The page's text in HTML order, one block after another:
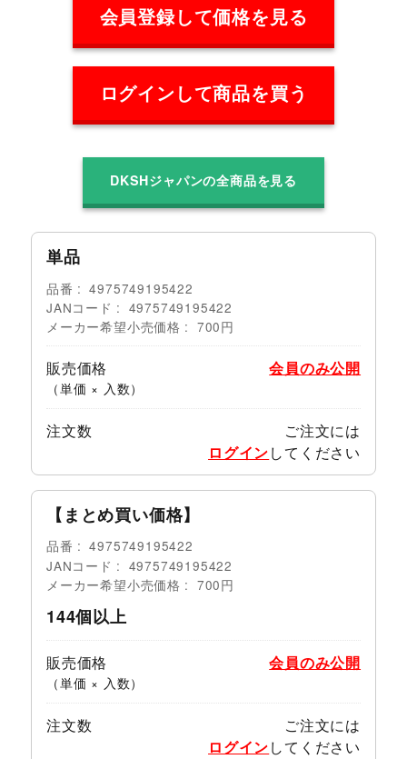
会員登録して価格を見る
ログインして商品を買う
DKSHジャパンの全商品を見る
単品
品番
4975749195422
JANコード
4975749195422
メーカー希望小売価格
700円
販売価格
（単価 × 入数）
会員のみ公開
注文数
ご注文には
ログインしてください
【まとめ買い価格】
品番
4975749195422
JANコード
4975749195422
メーカー希望小売価格
700円
144個以上
販売価格
（単価 × 入数）
会員のみ公開
注文数
ご注文には
ログインしてください